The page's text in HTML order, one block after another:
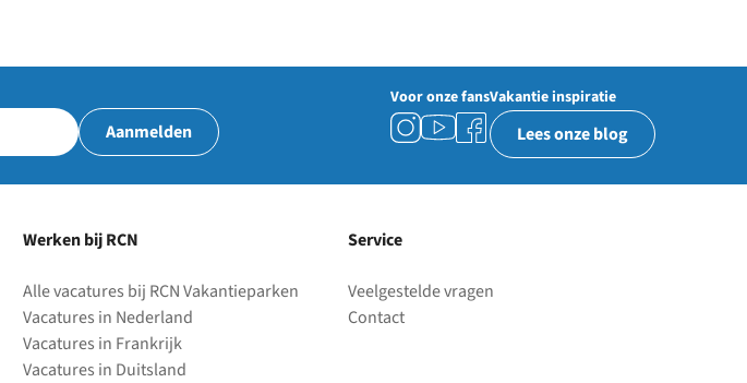
Aanmelden
Voor onze fansVakantie inspiratie
Lees onze blog
Werken bij RCN
Alle vacatures bij RCN Vakantieparken
Vacatures in Nederland
Vacatures in Frankrijk
Vacatures in Duitsland
Service
Veelgestelde vragen
Contact